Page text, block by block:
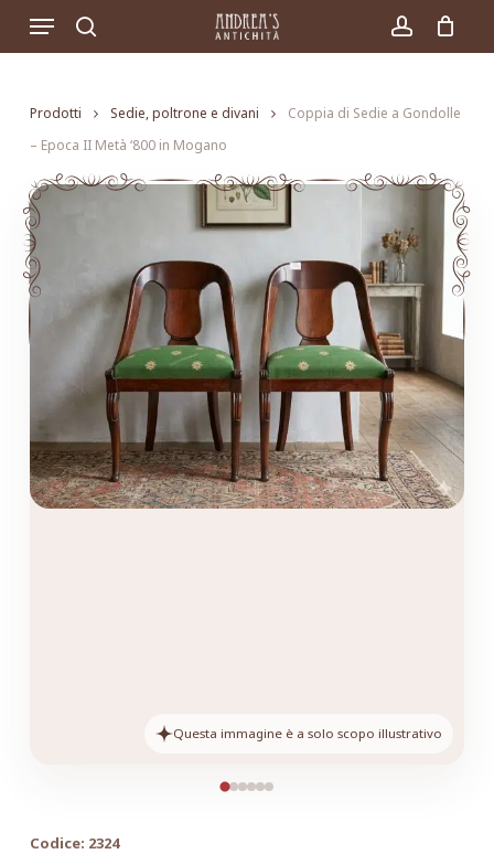
search account
Menu
Prodotti Sedie, poltrone e divani
Coppia di Sedie a Gondolle
– Epoca II Metà ‘800 in Mogano
Questa immagine è a solo scopo illustrativo
Codice: 2324